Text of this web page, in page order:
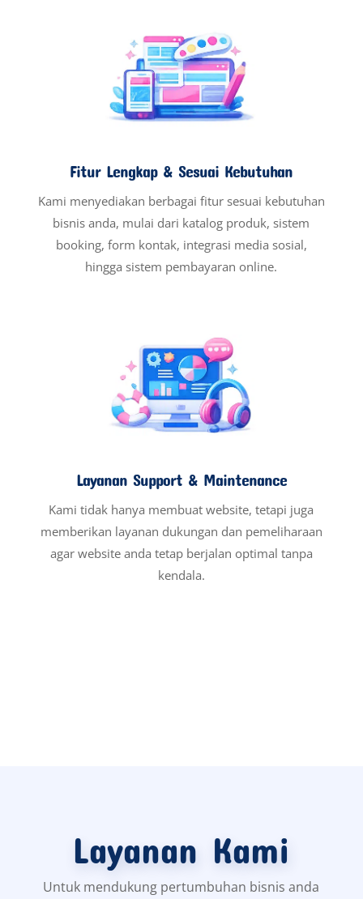
Fitur Lengkap & Sesuai Kebutuhan
Kami menyediakan berbagai fitur sesuai kebutuhan
bisnis anda, mulai dari katalog produk, sistem
booking, form kontak, integrasi media sosial,
hingga sistem pembayaran online.
Layanan Support & Maintenance
Kami tidak hanya membuat website, tetapi juga
memberikan layanan dukungan dan pemeliharaan
agar website anda tetap berjalan optimal tanpa
kendala.
Layanan Kami
Untuk mendukung pertumbuhan bisnis anda